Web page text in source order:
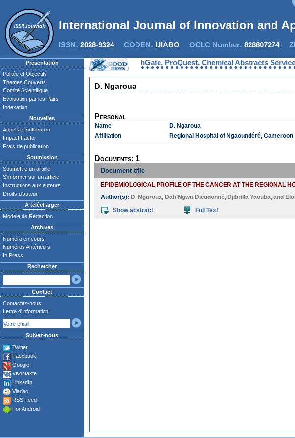
International Journal of Innovation and
ISSN: 2028-9324CODEN: IJIABO OCLC Number: 828807274
Présentation
Portée et Objectifs
Thèmes Couverts
Comité Scientifique
Evaluation par les Pairs
Indexation
Nouvelles
Appel à Contribution
Impact Factor
Frais de publication
Soumission
Soumettre un article
S'informer sur un article
Instructions aux auteurs
Droits d'auteur
A télécharger
Modèle de Rédaction
Archives
Numéro en cours
Numéros Antérieurs
In Press
Rechercher
Contact
Contactez-nous
Lettre d'Information:
Suivez-nous
Twitter
Facebook
Google+
VKontakte
LinkedIn
Viadeo
RSS Feed
For Android
est indexée dans EBSCO, ResearchGate, ProQuest, Chemical Abstracts
D. Ngaroua
Personal
Name
D. Ngaroua
Affiliation
Regional Hospital of Ngaoundéré, Cameroon
Documents: 1
Document title
EPIDEMIOLOGICAL PROFILE OF THE CANCER AT THE REGIONAL
Author(s): D. Ngaroua, Dah’Ngwa Dieudonné, Djibrilla Yaouba, and
Show abstract
Full Text